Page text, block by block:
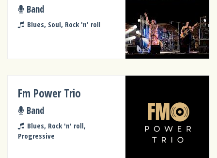
Band
Blues, Soul, Rock 'n' roll
Fm Power Trio
Band
Blues, Rock 'n' roll,
Progressive